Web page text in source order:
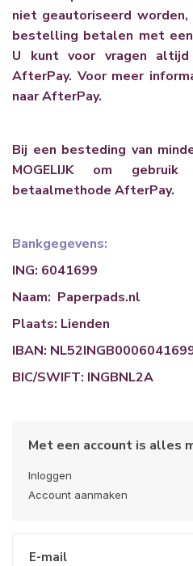
niet geautoriseerd
bestelling betalen met
U kunt voor vragen
AfterPay. Voor meer
naarAfterPay.
Bij een besteding van
MOGELIJK om
betaalmethode AfterPay.
Bankgegevens:
ING: 6041699
Naam: Paperpads.nl
Plaats: Lienden
IBAN:
BIC/SWIFT: INGBNL2A
Met een account is alles
Inloggen
Account aanmaken
E-mail